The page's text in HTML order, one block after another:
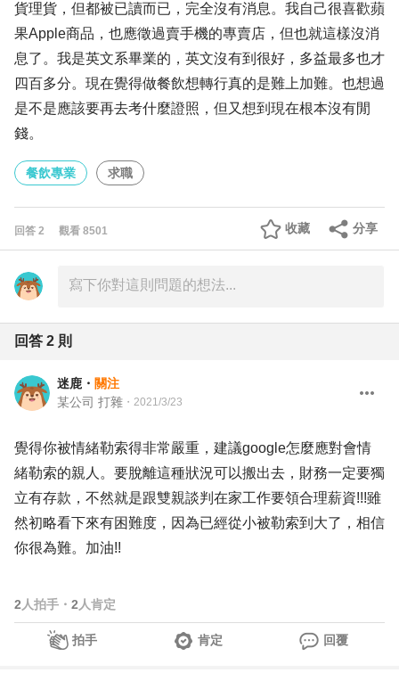
貨理貨，但都被已讀而已，完全沒有消息。我自己很喜歡蘋
果Apple商品，也應徵過賣手機的專賣店，但也就這樣沒消
息了。我是英文系畢業的，英文沒有到很好，多益最多也才
四百多分。現在覺得做餐飲想轉行真的是難上加難。也想過
是不是應該要再去考什麼證照，但又想到現在根本沒有閒
錢。
餐飲專業 求職
回答 2 觀看 8501 分享
收藏
回答 2 則
迷鹿 ・ 關注
某公司 打雜 ・ 2021/3/23
覺得你被情緒勒索得非常嚴重，建議google怎麼應對會情
緒勒索的親人。要脫離這種狀況可以搬出去，財務一定要獨
立有存款，不然就是跟雙親談判在家工作要領合理薪資!!!雖
然初略看下來有困難度，因為已經從小被勒索到大了，相信
你很為難。加油!!
2 人拍手 ・ 2 人肯定
拍手 肯定 回覆